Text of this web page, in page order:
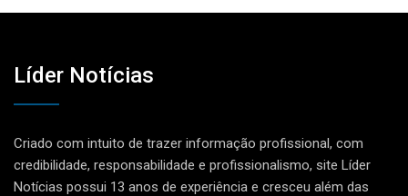
Líder Notícias
Criado com intuito de trazer informação profissional, com
credibilidade, responsabilidade e profissionalismo, site Líder
Notícias possui 13 anos de experiência e cresceu além das